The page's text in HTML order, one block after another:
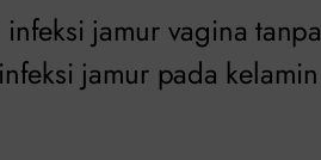
jamur vagina tanpa
jamur pada kelamin